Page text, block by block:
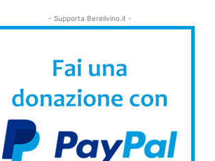
- Supporta Bereilvino.it -